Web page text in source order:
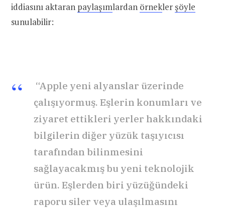
iddiasını aktaran paylaşımlardan örneklerşöyle
sunulabilir:
“Apple yeni alyanslar üzerinde
çalışıyormuş. Eşlerin konumları ve
ziyaret ettikleri yerler hakkındaki
bilgilerin diğer yüzük taşıyıcısı
tarafından bilinmesini
sağlayacakmış bu yeni teknolojik
ürün. Eşlerden biri yüzüğündeki
raporu siler veya ulaşılmasını